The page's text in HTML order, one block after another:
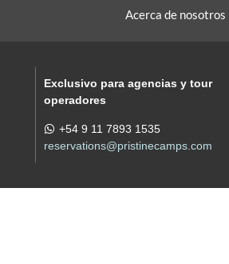
Acerca de nosotros
Exclusivo para agencias y tour
operadores
+54 9 11 7893 1535
reservations@pristinecamps.com